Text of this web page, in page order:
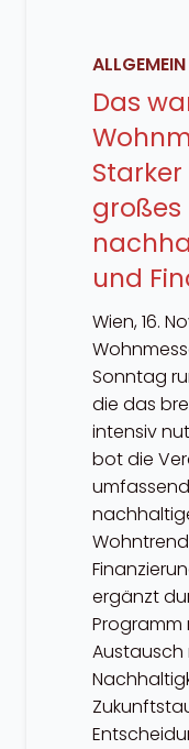
ALLGEMEIN
Das
großes
und
Wien, 16.
Sonntag
die das
intensiv
bot die
ergänzt
Austausch